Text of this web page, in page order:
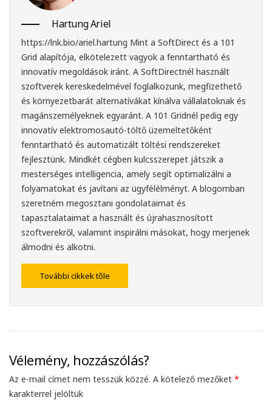
Hartung Ariel
https://lnk.bio/ariel.hartung Mint a SoftDirect és a 101
Grid alapítója, elkötelezett vagyok a fenntartható és
innovatív megoldások iránt. A SoftDirectnél használt
szoftverek kereskedelmével foglalkozunk, megfizethető
és környezetbarát alternatívákat kínálva vállalatoknak és
magánszemélyeknek egyaránt. A 101 Gridnél pedig egy
innovatív elektromosautó-töltő üzemeltetőként
fenntartható és automatizált töltési rendszereket
fejlesztünk. Mindkét cégben kulcsszerepet játszik a
mesterséges intelligencia, amely segít optimalizálni a
folyamatokat és javítani az ügyfélélményt. A blogomban
szeretném megosztani gondolataimat és
tapasztalataimat a használt és újrahasznosított
szoftverekről, valamint inspirálni másokat, hogy merjenek
álmodni és alkotni.
További cikkek tőle
Vélemény, hozzászólás?
Az e-mail címet nem tesszük közzé. A kötelező mezőket *
karakterrel jelöltük